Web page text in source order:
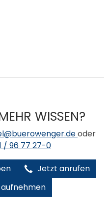
WISSEN?
oder
/ 96 77 27-0
Jetzt anrufen